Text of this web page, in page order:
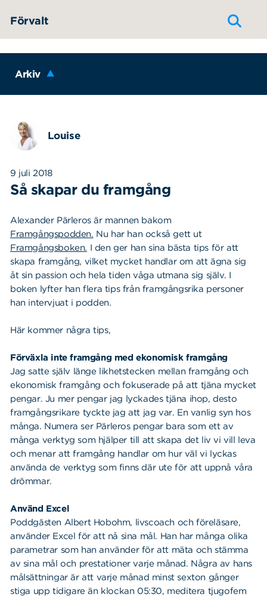
Förvalt
Arkiv
Louise
9 juli 2018
Så skapar du framgång
Alexander Pärleros är mannen bakom
Framgångspodden. Nu har han också gett ut
Framgångsboken. I den ger han sina bästa tips för att
skapa framgång, vilket mycket handlar om att ägna sig
åt sin passion och hela tiden våga utmana sig själv. I
boken lyfter han flera tips från framgångsrika personer
han intervjuat i podden.
Här kommer några tips,
Förväxla inte framgång med ekonomisk framgång
Jag satte själv länge likhetstecken mellan framgång och
ekonomisk framgång och fokuserade på att tjäna mycket
pengar. Ju mer pengar jag lyckades tjäna ihop, desto
framgångsrikare tyckte jag att jag var. En vanlig syn hos
många. Numera ser Pärleros pengar bara som ett av
många verktyg som hjälper till att skapa det liv vi vill leva
och menar att framgång handlar om hur väl vi lyckas
använda de verktyg som finns där ute för att uppnå våra
drömmar.
Använd Excel
Poddgästen Albert Hobohm, livscoach och föreläsare,
använder Excel för att nå sina mål. Han har många olika
parametrar som han använder för att mäta och stämma
av sina mål och prestationer varje månad. Några av hans
målsättningar är att varje månad minst sexton gånger
stiga upp tidigare än klockan 05:30, meditera tjugofem